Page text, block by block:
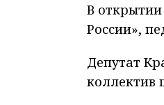
В
России»,
Депутат
коллектив